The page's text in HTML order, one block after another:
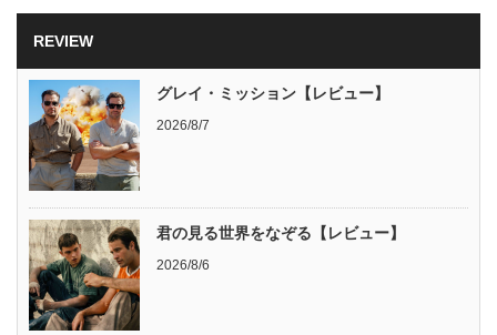
REVIEW
グレイ・ミッション【レビュー】
2026/8/7
君の見る世界をなぞる【レビュー】
2026/8/6